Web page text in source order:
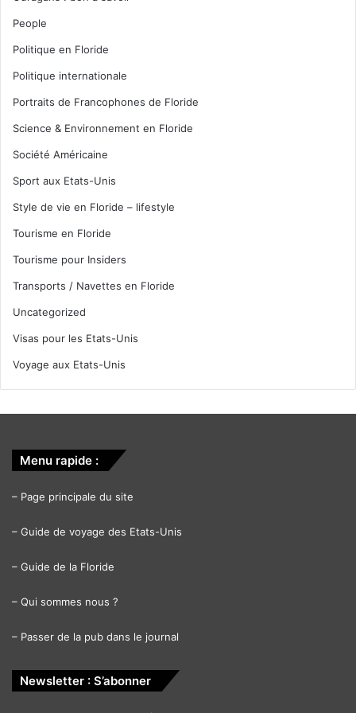
People
Politique en Floride
Politique internationale
Portraits de Francophones de Floride
Science & Environnement en Floride
Société Américaine
Sport aux Etats-Unis
Style de vie en Floride – lifestyle
Tourisme en Floride
Tourisme pour Insiders
Transports / Navettes en Floride
Uncategorized
Visas pour les Etats-Unis
Voyage aux Etats-Unis
Menu rapide :
– Page principale du site
– Guide de voyage des Etats-Unis
– Guide de la Floride
– Qui sommes nous ?
– Passer de la pub dans le journal
Newsletter : S’abonner